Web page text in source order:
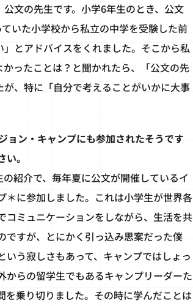
文の先生です。小学6年生のとき、公文
いた小学校から私立の中学を受験した前
とアドバイスをくれました。そこから私
ったことは？と聞かれたら、「公文の先
、特に「自分で考えることがいかに大事
ョン・キャンプにも参加されたそうです
。
紹介で、毎年夏に公文が開催しているイ
＊に参加しました。これは小学生が世界各
コミュニケーションをしながら、生活を共
ですが、とにかく引っ込み思案だった僕
う寂しさもあって、キャンプではしょっ
からの留学生でもあるキャンプリーダーた
を乗り切りました。その時に学んだことは